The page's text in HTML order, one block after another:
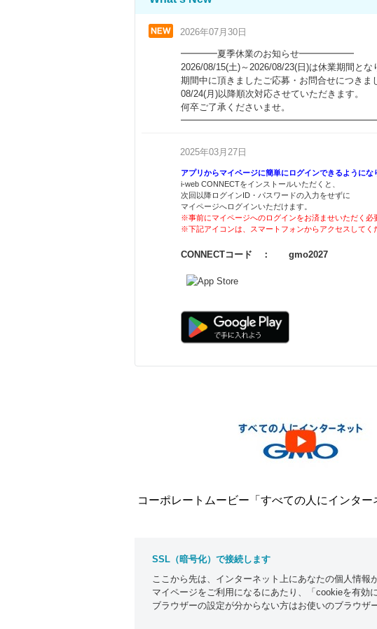
2026年07月30日
━━━━夏季休業のお知らせ━━━━━━
2026/08/15(土)～2026/08/23(日)は休業期間とな
期間中に頂きましたご応募・お問合せにつきま
08/24(月)以降順次対応させていただきます。
何卒ご了承くださいませ。
2025年03月27日
アプリからマイページに簡単にログインできるようにな
i-web CONNECTをインストールいただくと、
次回以降ログインID・パスワードの入力をせずに
マイページへログインいただけます。
※事前にマイページへのログインをお済ませいただく必
※下記アイコンは、スマートフォンからアクセスしてく
CONNECTコード ： gmo2027
コーポレートムービー「すべての人にインター
SSL（暗号化）で接続します
ここから先は、インターネット上にあなたの個人情報
マイページをご利用になるにあたり、「cookieを有効
ブラウザーの設定が分からない方はお使いのブラウザ